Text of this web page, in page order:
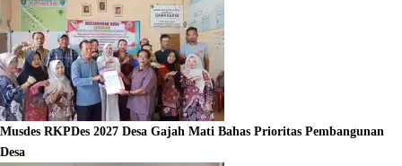
Musdes RKPDes 2027 Desa Gajah Mati Bahas Prioritas Pembangunan
Desa